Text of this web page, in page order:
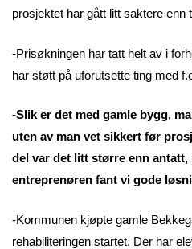
prosjektet har gått litt saktere enn
-Prisøkningen har tatt helt av i
har støtt på uforutsette ting med
-Slik er det med gamle bygg,
uten av man vet sikkert før
del var det litt større enn antatt,
entreprenøren fant vi gode
-Kommunen kjøpte gamle
rehabiliteringen startet. Der har